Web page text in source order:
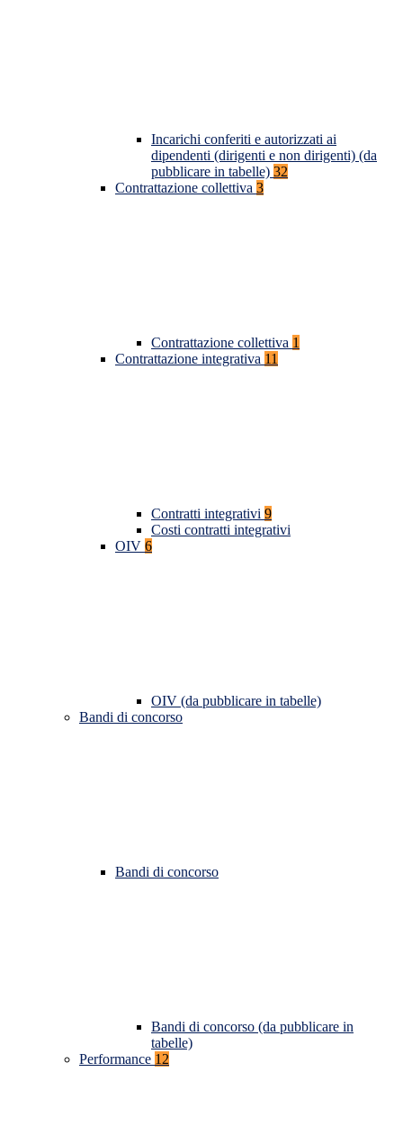
Incarichi conferiti e autorizzati ai
dipendenti (dirigenti e non dirigenti) (da
pubblicare in tabelle) 32
Contrattazione collettiva 3
Contrattazione collettiva 1
Contrattazione integrativa 11
Contratti integrativi 9
Costi contratti integrativi
OIV 6
OIV (da pubblicare in tabelle)
Bandi di concorso
Bandi di concorso
Bandi di concorso (da pubblicare in
tabelle)
Performance 12